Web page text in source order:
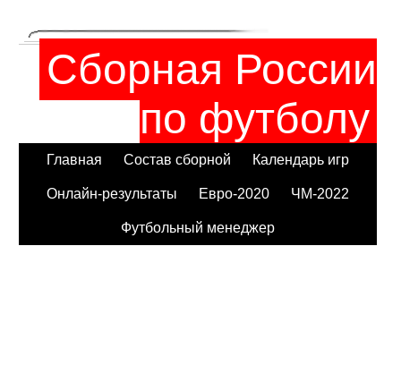
Сборная России
по футболу
Главная Состав сборной Календарь игр
Онлайн-результаты Евро-2020 ЧМ-2022
Футбольный менеджер